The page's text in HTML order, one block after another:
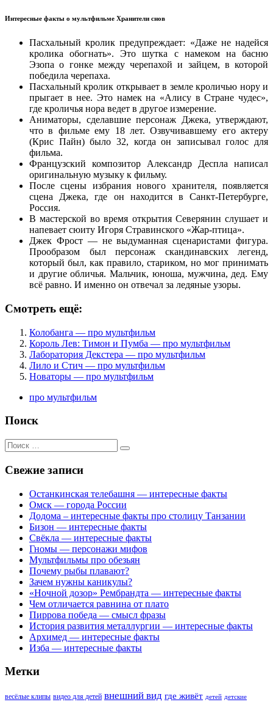
Интересные факты о мультфильме Хранители снов
Пасхальный кролик предупреждает: «Даже не надейся
кролика обогнать». Это шутка с намеком на басню
Эзопа о гонке между черепахой и зайцем, в которой
победила черепаха.
Пасхальный кролик открывает в земле кроличью нору и
прыгает в нее. Это намек на «Алису в Стране чудес»,
где кроличья нора ведет в другое измерение.
Аниматоры, сделавшие персонаж Джека, утверждают,
что в фильме ему 18 лет. Озвучивавшему его актеру
(Крис Пайн) было 32, когда он записывал голос для
фильма.
Французский композитор Александр Деспла написал
оригинальную музыку к фильму.
После сцены избрания нового хранителя, появляется
сцена Джека, где он находится в Санкт-Петербурге,
Россия.
В мастерской во время открытия Северянин слушает и
напевает сюиту Игоря Стравинского «Жар-птица».
Джек Фрост — не выдуманная сценаристами фигура.
Прообразом был персонаж скандинавских легенд,
который был, как правило, стариком, но мог принимать
и другие обличья. Мальчик, юноша, мужчина, дед. Ему
всё равно. И именно он отвечал за ледяные узоры.
Смотреть ещё:
Колобанга — про мультфильм
Король Лев: Тимон и Пумба — про мультфильм
Лаборатория Декстера — про мультфильм
Лило и Стич — про мультфильм
Новаторы — про мультфильм
про мультфильм
Поиск
Поиск
для:
Свежие записи
Останкинская телебашня — интересные факты
Омск — города России
Додома – интересные факты про столицу Танзании
Бизон — интересные факты
Свёкла — интересные факты
Гномы — персонажи мифов
Мультфильмы про обезьян
Почему рыбы плавают?
Зачем нужны каникулы?
«Ночной дозор» Рембрандта — интересные факты
Чем отличается равнина от плато
Пиррова победа — смысл фразы
История развития металлургии — интересные факты
Архимед — интересные факты
Изба — интересные факты
Метки
весёлые клипы видео для детей внешний вид где живёт детей детские